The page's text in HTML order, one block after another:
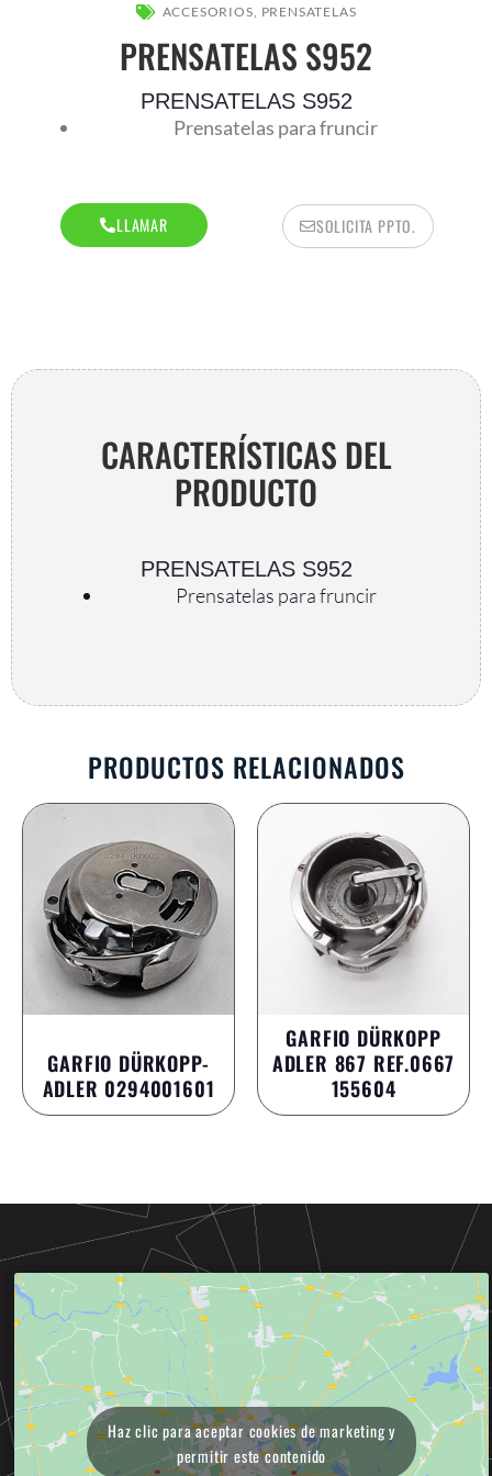
ACCESORIOS PRENSATELAS
PRENSATELAS S952
PRENSATELAS S952
Prensatelas para fruncir
LLAMAR SOLICITA PPTO.
CARACTERÍSTICAS DEL
PRODUCTO
PRENSATELAS S952
Prensatelas para fruncir
PRODUCTOS RELACIONADOS
GARFIO DÜRKOPP-
ADLER 0294001601
GARFIO DÜRKOPP
ADLER 867 REF.0667
155604
Haz clic para aceptar cookies de marketing y
permitir este contenido